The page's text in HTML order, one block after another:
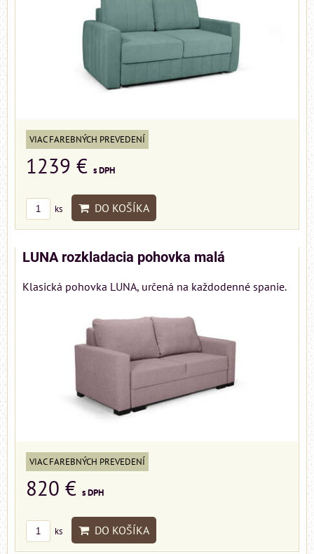
VIAC FAREBNÝCH PREVEDENÍ
1239 € s DPH
ks DO KOŠÍKA
LUNA rozkladacia pohovka malá
Klasická pohovka LUNA, určená na každodenné spanie.
VIAC FAREBNÝCH PREVEDENÍ
820 € s DPH
ks DO KOŠÍKA